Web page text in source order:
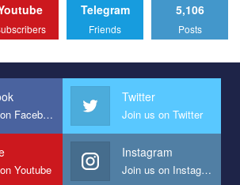
to press "Like" below the video.
ролик от команды "Гей-альянс
развития организации.
нас и помочь нам реализовать
с насилием и дискриминацией на почве
сделать - это зайти на наш канал YouTube
Telegram
Friends
5,106
Posts
Join us on Facebook
Twitter
Join us on Twitter
Youtube
Instagram
Join us on Instagram